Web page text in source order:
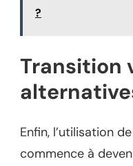
?
Transition
Enfin, l’utilisation
commence à